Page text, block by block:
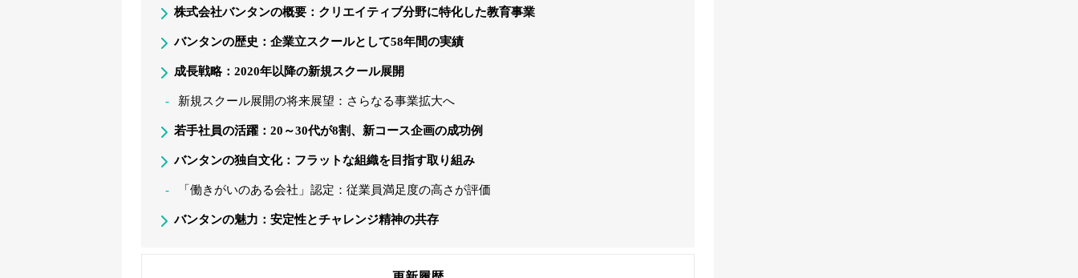
株式会社バンタンの概要：クリエイティブ分野に特化した教育事業
バンタンの歴史：企業立スクールとして58年間の実績
成長戦略：2020年以降の新規スクール展開
新規スクール展開の将来展望：さらなる事業拡大へ
若手社員の活躍：20～30代が8割、新コース企画の成功例
バンタンの独自文化：フラットな組織を目指す取り組み
「働きがいのある会社」認定：従業員満足度の高さが評価
バンタンの魅力：安定性とチャレンジ精神の共存